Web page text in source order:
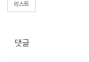
리스트
댓글